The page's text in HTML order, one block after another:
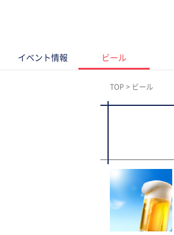
イベント情報 ビール
TOP ビール